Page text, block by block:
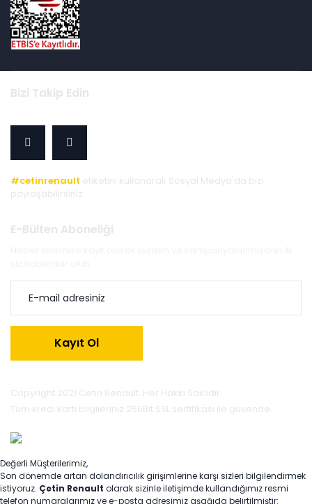
Bizi Takip Edin
#cetinrenault etiketini kullanarak Sosyal Medya'da bizi
paylaşabilirsiniz.
E-Bülten Aboneliği
Kayıt Ol
Copyright 2021 Cetin Renault. Her Hakkı Saklıdır.
Tüm kredi kartı bilgileriniz 256Bit SSL sertifikası ile güvende.
Değerli Müşterilerimiz,
Son dönemde artan dolandırıcılık girişimlerine karşı sizleri bilgilendirmek
istiyoruz. Çetin Renault olarak sizinle iletişimde kullandığımız resmi
telefon numaralarımız ve e-posta adresimiz aşağıda belirtilmiştir: